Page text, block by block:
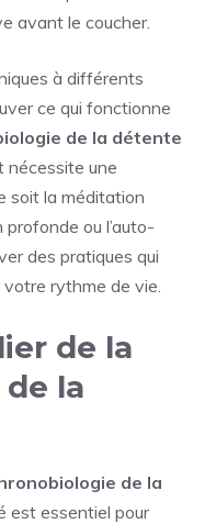
avant le coucher.
à différents
ce qui fonctionne
de la détente
nécessite une
soit la méditation
ou l’auto-
des pratiques qui
votre rythme de vie.
de la
la
de la
est essentiel pour